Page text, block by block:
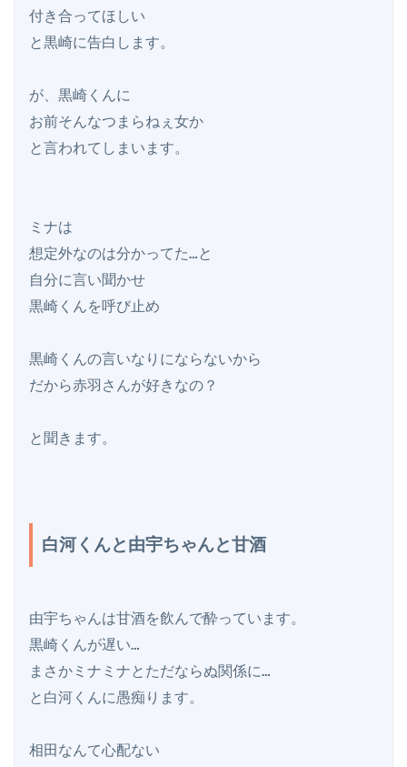
付き合ってほしい
と黒崎に告白します。
が、黒崎くんに
お前そんなつまらねぇ女か
と言われてしまいます。
ミナは
想定外なのは分かってた…と
自分に言い聞かせ
黒崎くんを呼び止め
黒崎くんの言いなりにならないから
だから赤羽さんが好きなの？
白河くんと由宇ちゃんと甘酒
由宇ちゃんは甘酒を飲んで酔っています。
黒崎くんが遅い…
まさかミナミナとただならぬ関係に…
と白河くんに愚痴ります。
相田なんて心配ない